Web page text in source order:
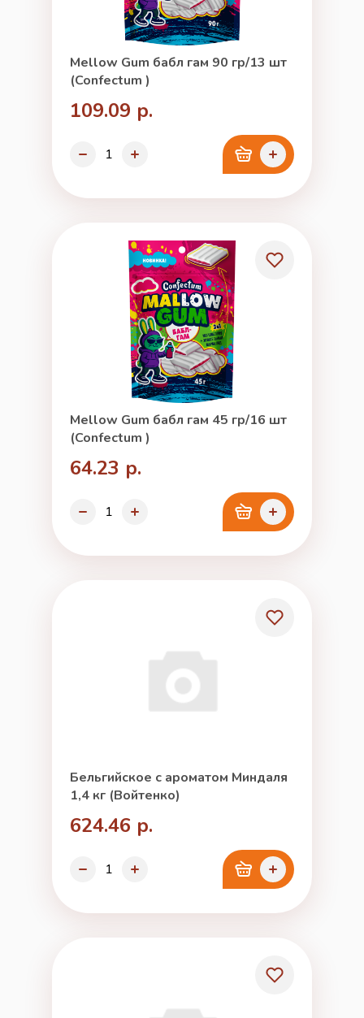
Mellow Gum бабл гам 90 гр/13 шт
(Confectum )
109.09 р.
Mellow Gum бабл гам 45 гр/16 шт
(Confectum )
64.23 р.
Бельгийское с ароматом Миндаля
1,4 кг (Войтенко)
624.46 р.